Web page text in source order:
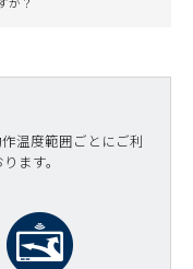
か？
温度範囲ごとにご利
ます。